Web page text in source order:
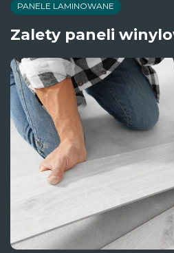
PANELE LAMINOWANE
Zalety paneli